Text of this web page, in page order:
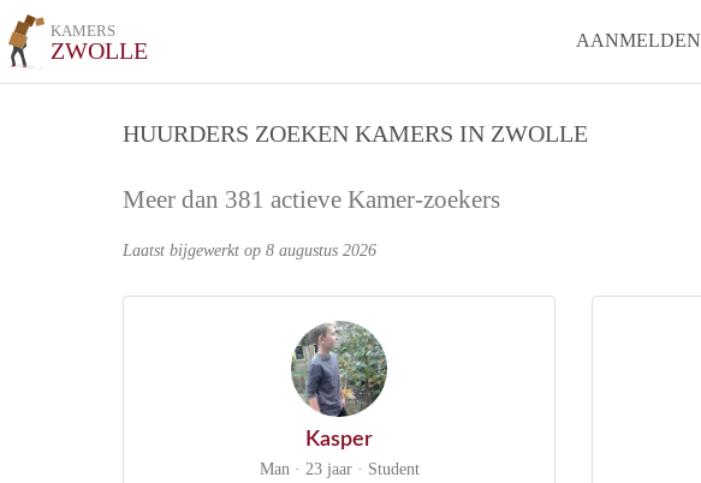
KAMERS
ZWOLLE AANMELDEN
HUURDERS ZOEKEN KAMERS IN ZWOLLE
Meer dan 381 actieve Kamer-zoekers
Laatst bijgewerkt op 8 augustus 2026
Kasper
Man · 23 jaar · Student